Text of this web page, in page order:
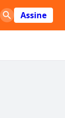
Assine